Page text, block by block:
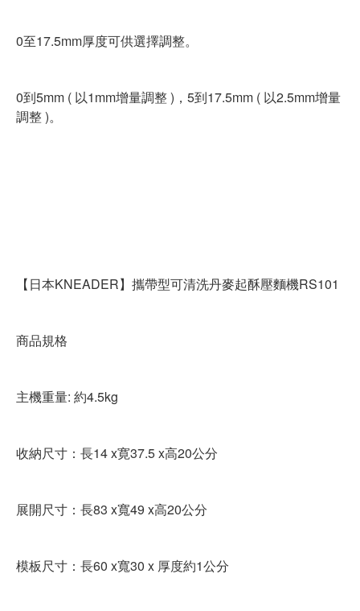
0至17.5mm厚度可供選擇調整。
0到5mm ( 以1mm增量調整 )，5到17.5mm ( 以2.5mm增量
調整 )。
【日本KNEADER】攜帶型可清洗丹麥起酥壓麵機RS101
商品規格
主機重量: 約4.5kg
收納尺寸：長14 x寛37.5 x高20公分
展開尺寸：長83 x寬49 x高20公分
模板尺寸：長60 x寬30 x 厚度約1公分